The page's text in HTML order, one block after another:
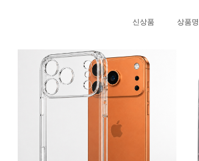
신상품 상품명